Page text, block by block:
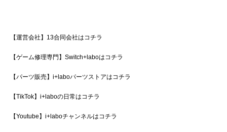
【運営会社】13合同会社はコチラ
【ゲーム修理専門】Switch+laboはコチラ
【パーツ販売】i+laboパーツストアはコチラ
【TikTok】i+laboの日常はコチラ
【Youtube】i+laboチャンネルはコチラ